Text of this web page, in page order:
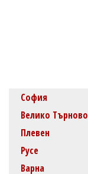
София
Велико Търново
Плевен
Русе
Варна